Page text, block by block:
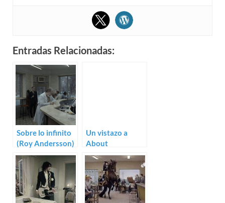
Entradas Relacionadas:
Sobre lo infinito
(Roy Andersson)
Un vistazo a
About
Endlessness de
Roy Andersson